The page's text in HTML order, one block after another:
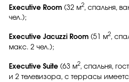
Executive Room (32 м2, спальня,
чел.);
Executive Jacuzzi Room (51 м2,
макс. 2 чел.);
Executive Suite (63 м2, спальня,
и 2 телевизора, с террасы